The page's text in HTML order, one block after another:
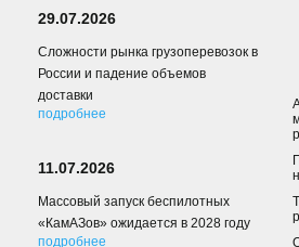
29.07.2026
Сложности рынка грузоперевозок в
России и падение объемов
доставки
подробнее
11.07.2026
Массовый запуск беспилотных
«КамАЗов» ожидается в 2028 году
подробнее